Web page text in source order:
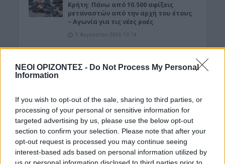
ΝΕΟΙ ΟΡΙΖΟΝΤΕΣ - Do Not Process My Personal
Information
If you wish to opt-out of the sale, sharing to third parties, or
processing of your personal or sensitive information for
targeted advertising by us, please use the below opt-out
section to confirm your selection. Please note that after your
opt-out request is processed you may continue seeing
interest-based ads based on personal information utilized by
Κρήτη: Πάνω από 10.500 αφίξεις
μεταναστών από την αρχή του έτους
– Αγωνία για τις νέες ροές
5 Αυγούστου 2026 13:18
Χανιά: Ο “Κατά φαντασίαν ασθενής”
ΓΕΎΣΗ - ΨΥΧΑΓΩΓΊΑ
ΝΕΟΙ ΟΡΙΖΟΝΤΕΣ • ΠΟΛΙΤΙΣΜΟΣ
Κίσαμος – Φεστιβάλ Γεύσεων &
Τέχνης: Το πρόγραμμα των
εκδηλώσεων